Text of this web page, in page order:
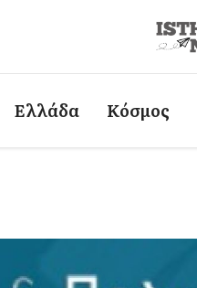
Ελλάδα Κόσμος